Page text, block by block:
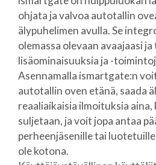
ohjata ja valvoa autotallin
älypuhelimen avulla. Se
olemassa olevaan avaajaasi
lisäominaisuuksia ja -
Asennamalla ismartgate:n
autotallin oven etänä, saada
reaaliaikaisia ilmoituksia
suljetaan, ja voit jopa antaa
perheenjäsenille tai
ole kotona.